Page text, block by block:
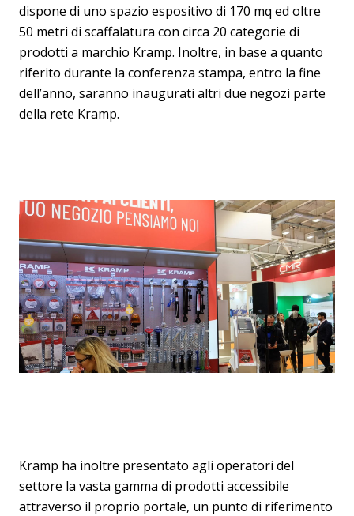
dispone di uno spazio espositivo di 170 mq ed oltre
50 metri di scaffalatura con circa 20 categorie di
prodotti a marchio Kramp. Inoltre, in base a quanto
riferito durante la conferenza stampa, entro la fine
dell’anno, saranno inaugurati altri due negozi parte
della rete Kramp.
Kramp ha inoltre presentato agli operatori del
settore la vasta gamma di prodotti accessibile
attraverso il proprio portale, un punto di riferimento